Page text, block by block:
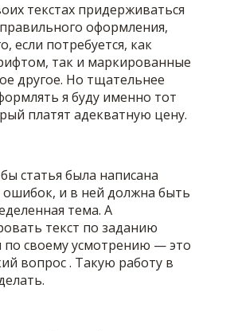
текстах придерживаться
оформления,
если потребуется, как
так и маркированные
другое. Но тщательнее
я буду именно тот
платят адекватную цену.
статья была написана
ошибок, и в ней должна быть
тема. А
текст по заданию
по своему усмотрению — это
вопрос . Такую работу в